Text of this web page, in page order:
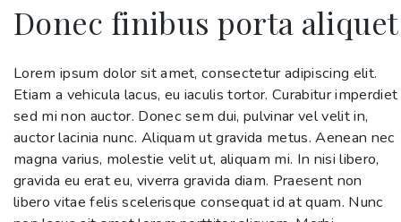
Donec finibus porta aliquet
Lorem ipsum dolor sit amet, consectetur adipiscing elit.
Etiam a vehicula lacus, eu iaculis tortor. Curabitur imperdiet
sed mi non auctor. Donec sem dui, pulvinar vel velit in,
auctor lacinia nunc. Aliquam ut gravida metus. Aenean nec
magna varius, molestie velit ut, aliquam mi. In nisi libero,
gravida eu erat eu, viverra gravida diam. Praesent non
libero vitae felis scelerisque consequat id at quam. Nunc